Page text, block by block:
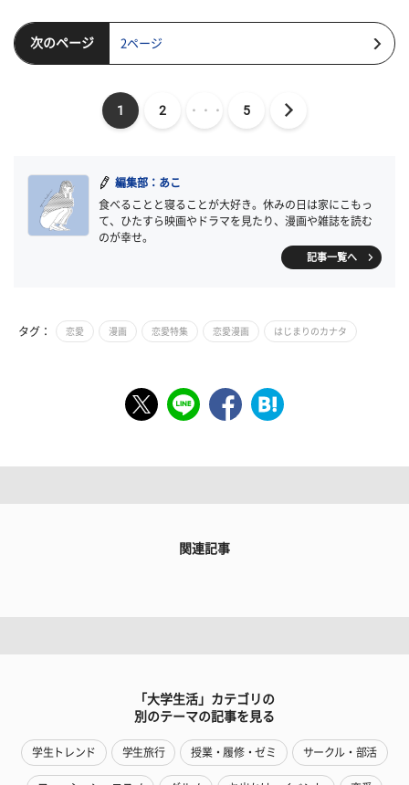
次のページ 2ページ
1 2 ・・・ 5
編集部：あこ
食べることと寝ることが大好き。休みの日は家にこもっ
て、ひたすら映画やドラマを見たり、漫画や雑誌を読む
のが幸せ。
記事一覧へ
タグ： 恋愛 漫画 恋愛特集 恋愛漫画 はじまりのカナタ
関連記事
「大学生活」カテゴリの
別のテーマの記事を見る
学生トレンド 学生旅行 授業・履修・ゼミ サークル・部活